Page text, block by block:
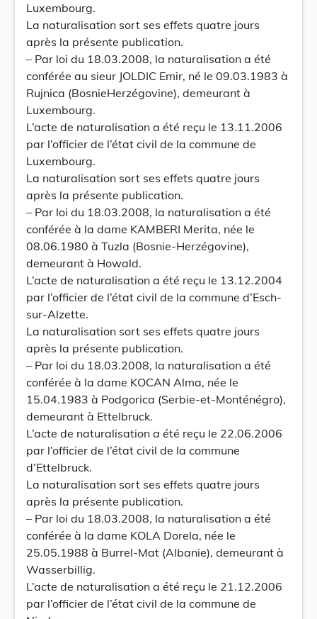
Luxembourg.
La naturalisation sort ses effets quatre jours
après la présente publication.
– Par loi du 18.03.2008, la naturalisation a été
conférée au sieur JOLDIC Emir, né le 09.03.1983 à
Rujnica (BosnieHerzégovine), demeurant à
Luxembourg.
L’acte de naturalisation a été reçu le 13.11.2006
par l’officier de l’état civil de la commune de
Luxembourg.
La naturalisation sort ses effets quatre jours
après la présente publication.
– Par loi du 18.03.2008, la naturalisation a été
conférée à la dame KAMBERI Merita, née le
08.06.1980 à Tuzla (Bosnie-Herzégovine),
demeurant à Howald.
L’acte de naturalisation a été reçu le 13.12.2004
par l’officier de l’état civil de la commune d’Esch-
sur-Alzette.
La naturalisation sort ses effets quatre jours
après la présente publication.
– Par loi du 18.03.2008, la naturalisation a été
conférée à la dame KOCAN Alma, née le
15.04.1983 à Podgorica (Serbie-et-Monténégro),
demeurant à Ettelbruck.
L’acte de naturalisation a été reçu le 22.06.2006
par l’officier de l’état civil de la commune
d’Ettelbruck.
La naturalisation sort ses effets quatre jours
après la présente publication.
– Par loi du 18.03.2008, la naturalisation a été
conférée à la dame KOLA Dorela, née le
25.05.1988 à Burrel-Mat (Albanie), demeurant à
Wasserbillig.
L’acte de naturalisation a été reçu le 21.12.2006
par l’officier de l’état civil de la commune de